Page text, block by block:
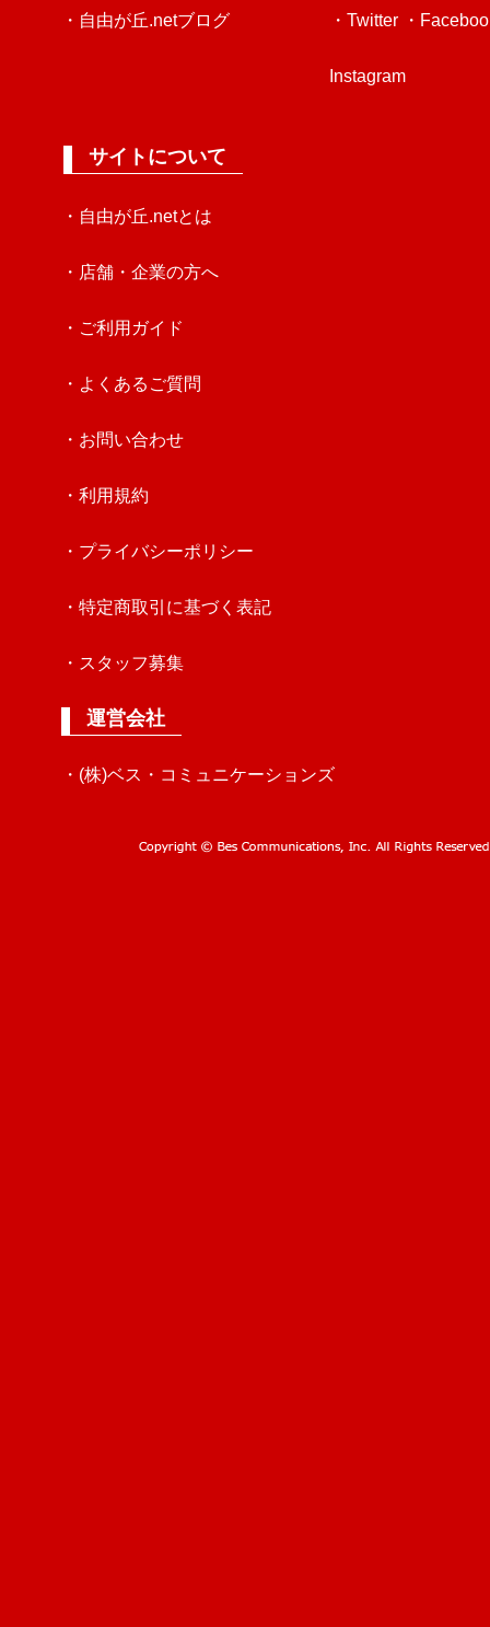
・自由が丘.netブログ ・Twitter ・
Instagram
サイトについて
・自由が丘.netとは
・店舗・企業の方へ
・ご利用ガイド
・よくあるご質問
・お問い合わせ
・利用規約
・プライバシーポリシー
・特定商取引に基づく表記
・スタッフ募集
運営会社
・(株)ベス・コミュニケーションズ